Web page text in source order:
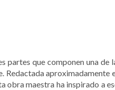
partes que componen una
Redactada
obra maestra ha inspirado a